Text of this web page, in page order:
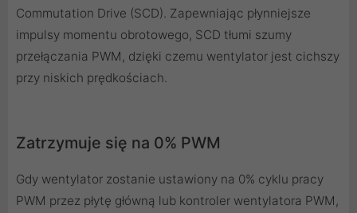
Commutation Drive (SCD). Zapewniając płynniejsze
impulsy momentu obrotowego, SCD tłumi szumy
przełączania PWM, dzięki czemu wentylator jest cichszy
przy niskich prędkościach.
Zatrzymuje się na 0% PWM
Gdy wentylator zostanie ustawiony na 0% cyklu pracy
PWM przez płytę główną lub kontroler wentylatora PWM,